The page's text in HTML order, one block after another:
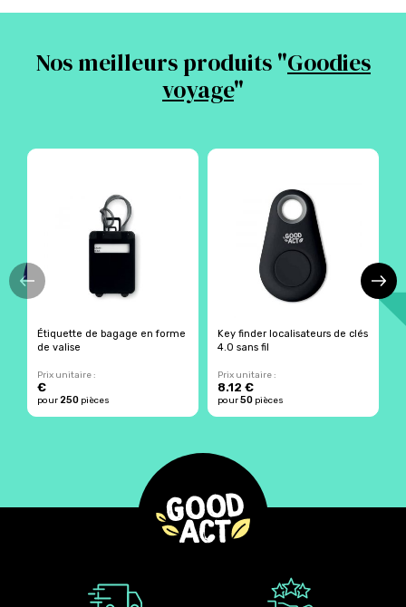
Nos meilleurs produits "Goodies
voyage"
Étiquette de bagage en forme
de valise
Prix unitaire :
€
pour250 pièces
Key finder localisateurs de clés
4.0 sans fil
Prix unitaire :
8.12 €
pour50 pièces